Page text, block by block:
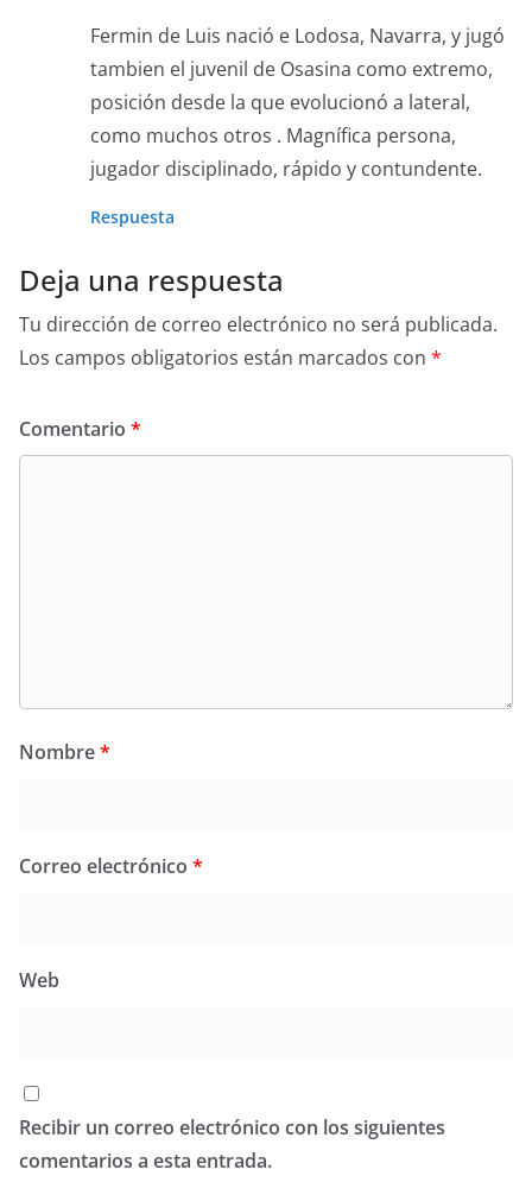
Fermin de Luis nació e Lodosa, Navarra, y jugó
tambien el juvenil de Osasina como extremo,
posición desde la que evolucionó a lateral,
como muchos otros . Magnífica persona,
jugador disciplinado, rápido y contundente.
Respuesta
Deja una respuesta
Tu dirección de correo electrónico no será publicada.
Los campos obligatorios están marcados con *
Comentario *
Nombre*
Correo electrónico *
Web
Recibir un correo electrónico con los siguientes
comentarios a esta entrada.